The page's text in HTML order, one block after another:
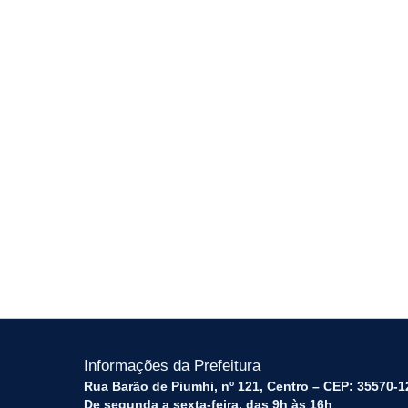
Informações da Prefeitura
Rua Barão de Piumhi, nº 121, Centro – CEP: 35570-
De segunda a sexta-feira, das 9h às 16h